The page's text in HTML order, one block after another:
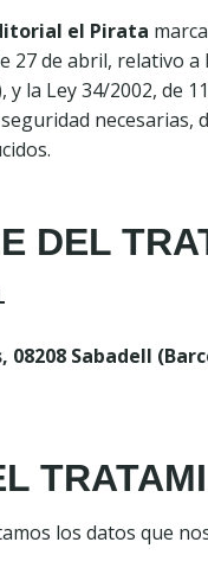
el Pirata
27 de abril, relativo
y la Ley 34/2002, de
DEL
08208 Sabadell
los datos que